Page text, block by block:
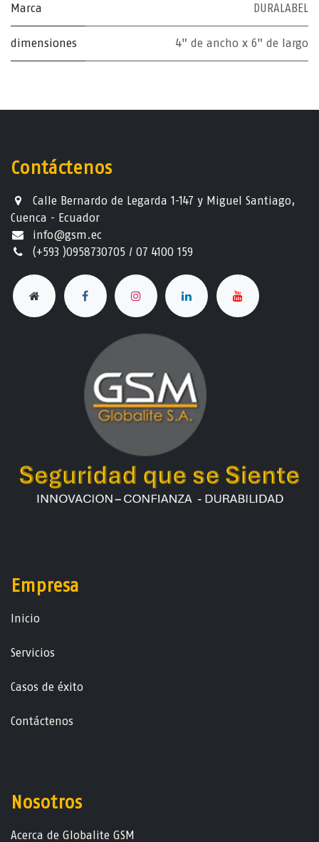
Marca DURALABEL
dimensiones 4" de ancho x 6" de largo
Contáctenos
Calle Bernardo de Legarda 1-147 y Miguel Santiago,
Cuenca - Ecuador
info@gsm.ec​
(+593 )0958730705 / 07 4100 159
Empresa
Ini​ci​o
Servicios
Casos de éxito
Contáctenos
Nosotros
Acerca de Globalite GSM